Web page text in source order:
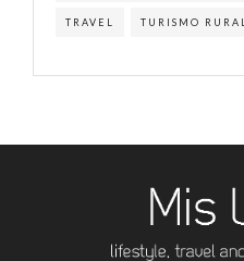
TRAVEL TURISMO RURAL